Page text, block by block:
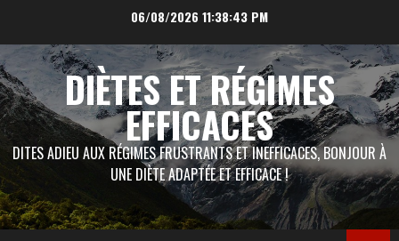
06/08/2026 11:38:44 PM
DIÈTES ET RÉGIMES
EFFICACES
DITES ADIEU AUX RÉGIMES FRUSTRANTS ET INEFFICACES, BONJOUR À
UNE DIÈTE ADAPTÉE ET EFFICACE !